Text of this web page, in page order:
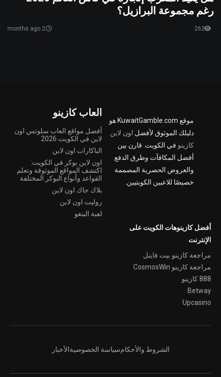
رغم مجموعة البرازيل؟
2 months ago 262
موقع KuwaitGamble.com هو
دليلك الموثوق لأفضل اون لاين
كازينو في الكويت. قارن بين
أفضل المكافآت وطرق الدفع
والعروض الحصرية المصممة
خصيصًا للاعبين الكويتيين.
العاب كازينو
أفضل مواقع العاب سلوتس اون
لاين في الكويت 2026
الباكارات اون لاين
اون لاين بوكر في الكويت:
اكتشف المواقع الموثوقة وتعلم
القواعد وأنواع البوكر المختلفة
بلاك جاك اون لاين
روليت اون لاين
لعبة البنغو
أفضل كازينوهات الكويت على
الإنترنت
مراجعة كازينو بيت فاينل
مراجعة كازينو CosmosWin
888 كازينو
Betway
Upcasino
الشروط والأحكامسياسة الخصوصيةالأخبار